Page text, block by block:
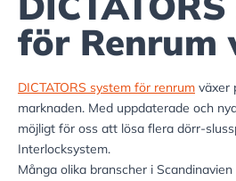
för Renrum
DICTATORS system för renrum växer
marknaden. Med uppdaterade och
möjligt för oss att lösa flera dörr-
Interlocksystem.
Många olika branscher i